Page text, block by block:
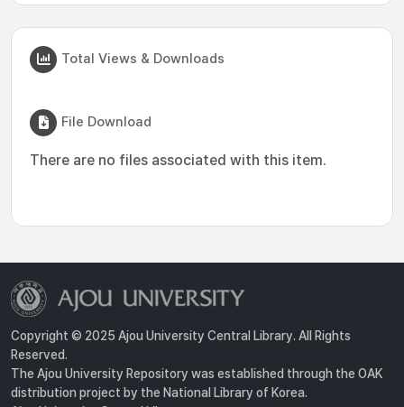
Total Views & Downloads
File Download
There are no files associated with this item.
Copyright © 2025 Ajou University Central Library. All Rights
Reserved.
The Ajou University Repository was established through the OAK
distribution project by the National Library of Korea.